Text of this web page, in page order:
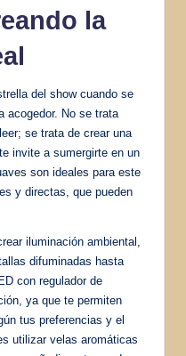
la
del show cuando se
acogedor. No se trata
se trata de crear una
invite a sumergirte en un
son ideales para este
y directas, que pueden
iluminación ambiental,
difuminadas hasta
con regulador de
ya que te permiten
tus preferencias y el
utilizar velas aromáticas